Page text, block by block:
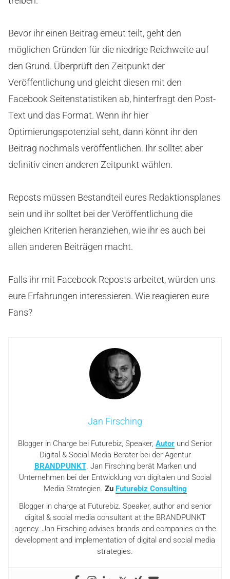
Bevor ihr einen Beitrag erneut teilt, geht den
möglichen Gründen für die niedrige Reichweite auf
den Grund. Überprüft den Zeitpunkt der
Veröffentlichung und gleicht diesen mit den
Facebook Seitenstatistiken ab, hinterfragt den Post-
Text und das Format. Wenn ihr hier
Optimierungspotenzial seht, dann könnt ihr den
Beitrag nochmals veröffentlichen. Ihr solltet aber
definitiv einen anderen Zeitpunkt wählen.
Reposts müssen Bestandteil eures Redaktionsplanes
sein und ihr solltet bei der Veröffentlichung die
gleichen Kriterien heranziehen, wie ihr es auch bei
allen anderen Beiträgen macht.
Falls ihr mit Facebook Reposts arbeitet, würden uns
eure Erfahrungen interessieren. Wie reagieren eure
Fans?
Jan Firsching
Blogger in Charge bei Futurebiz, Speaker, Autor und Senior
Digital & Social Media Berater bei der Agentur
BRANDPUNKT. Jan Firsching berät Marken und
Unternehmen bei der Entwicklung von digitalen und Social
Media Strategien. Zu Futurebiz Consulting
Blogger in charge at Futurebiz. Speaker, author and senior
digital & social media consultant at the BRANDPUNKT
agency. Jan Firsching advises brands and companies on the
development and implementation of digital and social media
strategies.